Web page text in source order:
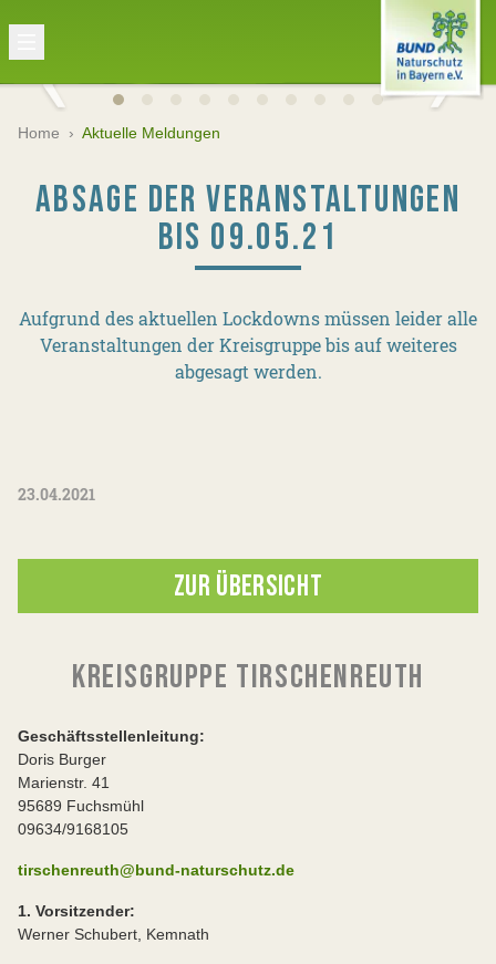
Home › Aktuelle Meldungen
ABSAGE DER VERANSTALTUNGEN
BIS 09.05.21
Aufgrund des aktuellen Lockdowns müssen leider alle
Veranstaltungen der Kreisgruppe bis auf weiteres
abgesagt werden.
23.04.2021
ZUR ÜBERSICHT
KREISGRUPPE TIRSCHENREUTH
Geschäftsstellenleitung:
Doris Burger
Marienstr. 41
95689 Fuchsmühl
09634/9168105
tirschenreuth@bund-naturschutz.de
1. Vorsitzender:
Werner Schubert, Kemnath